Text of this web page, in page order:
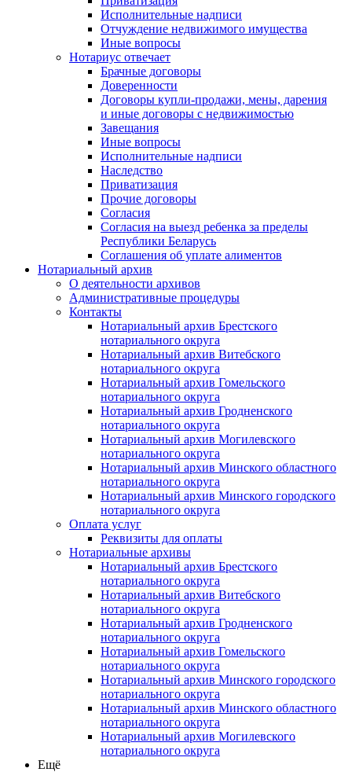
Исполнительные надписи
Отчуждение недвижимого имущества
Иные вопросы
Нотариус отвечает
Брачные договоры
Доверенности
Договоры купли-продажи, мены, дарения
и иные договоры с недвижимостью
Завещания
Иные вопросы
Исполнительные надписи
Наследство
Приватизация
Прочие договоры
Согласия
Согласия на выезд ребенка за пределы
Республики Беларусь
Соглашения об уплате алиментов
Нотариальный архив
О деятельности архивов
Административные процедуры
Контакты
Нотариальный архив Брестского
нотариального округа
Нотариальный архив Витебского
нотариального округа
Нотариальный архив Гомельского
нотариального округа
Нотариальный архив Гродненского
нотариального округа
Нотариальный архив Могилевского
нотариального округа
Нотариальный архив Минского областного
нотариального округа
Нотариальный архив Минского городского
нотариального округа
Оплата услуг
Реквизиты для оплаты
Нотариальные архивы
Нотариальный архив Брестского
нотариального округа
Нотариальный архив Витебского
нотариального округа
Нотариальный архив Гродненского
нотариального округа
Нотариальный архив Гомельского
нотариального округа
Нотариальный архив Минского городского
нотариального округа
Нотариальный архив Минского областного
нотариального округа
Нотариальный архив Могилевского
нотариального округа
Ещё